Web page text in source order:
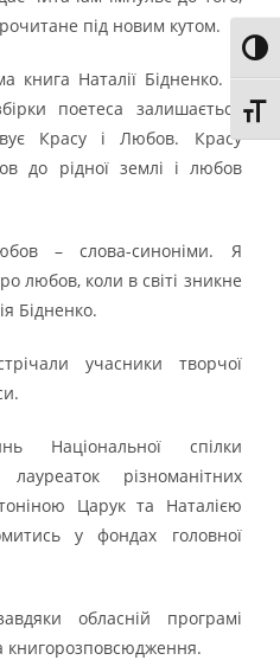
під новим кутом.
книга Наталії Бідненко. В
поетеса залишається
Красу і Любов. Красу
до рідної землі і любов
– слова-синоніми. Я
любов, коли в світі зникне
Бідненко.
учасники творчої
Національної спілки
різноманітних
Царук та Наталією
у фондах головної
обласній програмі
книгорозповсюдження.